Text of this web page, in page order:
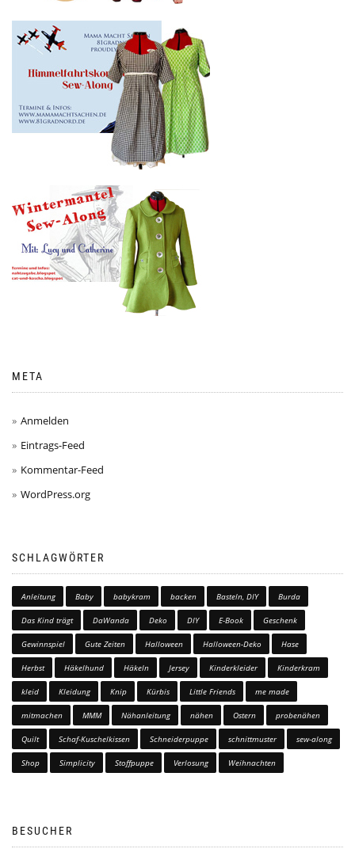
META
Anmelden
Eintrags-Feed
Kommentar-Feed
WordPress.org
SCHLAGWÖRTER
Anleitung Baby babykram backen Basteln, DIY Burda
Das Kind trägt DaWanda Deko DIY E-Book Geschenk
Gewinnspiel Gute Zeiten Halloween Halloween-Deko Hase
Herbst Häkelhund Häkeln Jersey Kinderkleider Kinderkram
kleid Kleidung Knip Kürbis Little Friends me made
mitmachen MMM Nähanleitung nähen Ostern probenähen
Quilt Schaf-Kuschelkissen Schneiderpuppe schnittmuster sew-along
Shop Simplicity Stoffpuppe Verlosung Weihnachten
BESUCHER